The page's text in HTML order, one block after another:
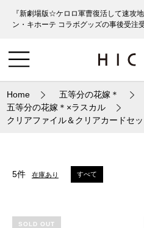
『新劇場版☆ケロロ軍曹復活して速攻
ン・キホーテ コラボグッズの事後受注
Home
五等分の花嫁＊
五等分の花嫁＊×ラスカル
クリアファイル＆クリアカードセッ
5件 在庫あり すべて
SOLD OUT